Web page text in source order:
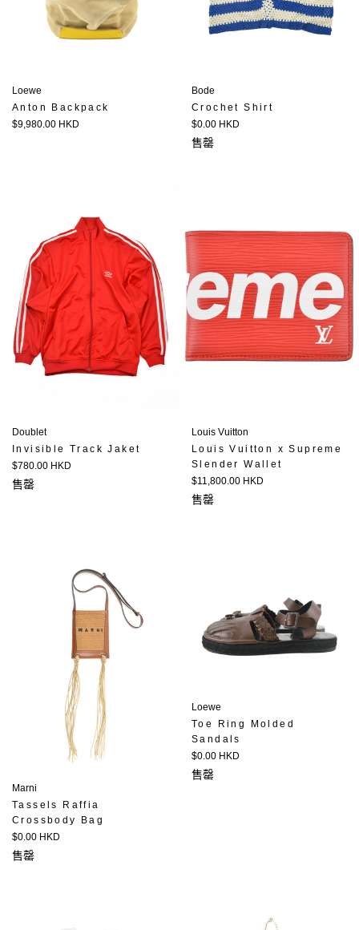
Loewe
Anton Backpack
定
$9,980.00 HKD
Bode
Crochet Shirt
定
價
$0.00 HKD
售罄
Doublet
Invisible Track Jaket
定
價
$780.00 HKD
售罄
Louis Vuitton
Louis Vuitton x Supreme
Slender Wallet
定
價
$11,800.00 HKD
售罄
Marni
Tassels Raffia
Crossbody Bag
定
價
$0.00 HKD
售罄
Loewe
Toe Ring Molded
Sandals
定
價
$0.00 HKD
售罄